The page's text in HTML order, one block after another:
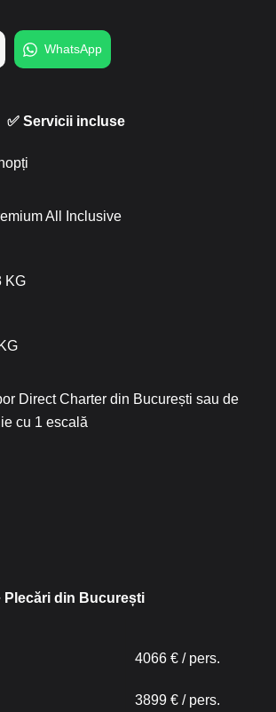
WhatsApp
✅ Servicii incluse
All Inclusive
KG
Direct Charter din București sau de
cu 1 escală
din București
4066 € / pers.
3899 € / pers.